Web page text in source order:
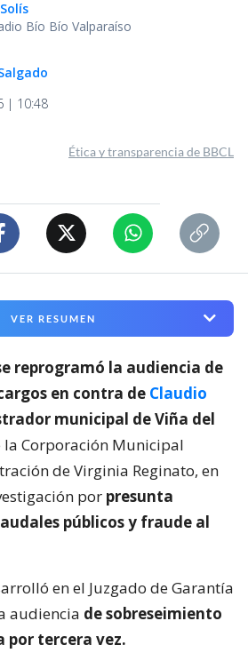
Bío Bío Valparaíso
| 10:48
Ética y transparencia de BBCL
VER RESUMEN
reprogramó la audiencia de
en contra de Claudio
municipal de Viña del
la Corporación Municipal
de Virginia Reginato, en
por presunta
públicos y fraude al
en el Juzgado de Garantía
audiencia de sobreseimiento
por tercera vez.